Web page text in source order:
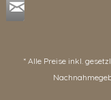
* Alle Preise inkl.